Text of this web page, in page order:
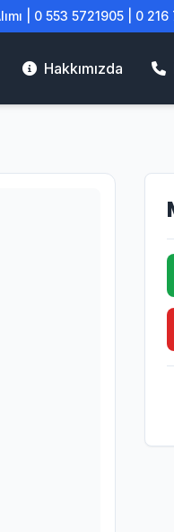
| 0 553 5721905 | 0 216
Hakkımızda